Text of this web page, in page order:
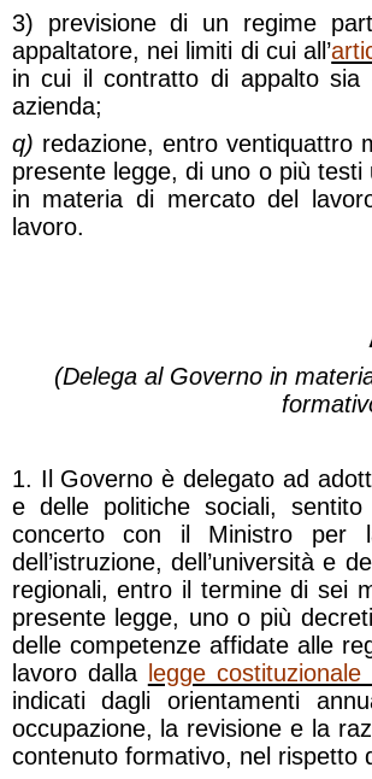
3) previsione di un regime
appaltatore, nei limiti di cui all’
in cui il contratto di appalto
azienda;
q) redazione, entro ventiquattro
presente legge, di uno o più
in materia di mercato del
lavoro.
(Delega al Governo in
1. Il Governo è delegato ad
e delle politiche sociali,
concerto con il Ministro per
dell’istruzione, dell’università e
regionali, entro il termine di sei
presente legge, uno o più
delle competenze affidate alle
lavoro dalla legge
indicati dagli orientamenti
occupazione, la revisione e la
contenuto formativo, nel rispetto